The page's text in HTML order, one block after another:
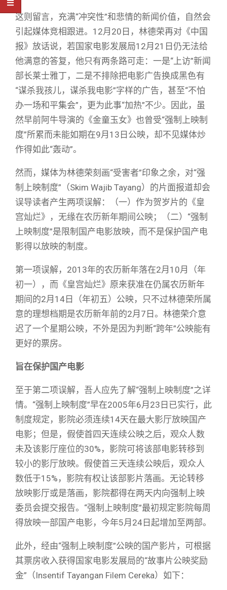
这则留言，充满“冲突性”和悲情的新闻价值，自然会
引起媒体竞相跟进。12月20日，林德荣再对《中国
报》放话说，若国家电影发展局12月21日仍无法给
他满意的答复，他只有两条路可走：一是“上访”新闻
部长莱士雅丁，二是不排除把电影广告换成黑色有
“谋杀我孩儿，谋杀我电影”字样的广告，甚至“不怕
办一场和平集会”，更为此事“加热”不少。因此，虽
然早前阿牛导演的《金童玉女》也曾受“强制上映制
度”所累而未能如期在9月13日公映，却不见媒体炒
作得如此“轰动”。
然而，媒体为林德荣刻画“受害者”印象之余，对“强
制上映制度”（Skim Wajib Tayang）的片面报道却会
误导读者产生两项误解：（一）作为贺岁片的《皇
宫灿烂》，无缘在农历新年期间公映；（二）“强制
上映制度”是限制国产电影放映，而不是保护国产电
影得以放映的制度。
第一项误解，2013年的农历新年落在2月10月（年
初一），而《皇宫灿烂》原来获准在仍属农历新年
期间的2月14日（年初五）公映，只不过林德荣所属
意的理想档期是农历新年前的2月7日。林德荣介意
迟了一个星期公映，不外是因为判断“跨年”公映能有
更好的票房。
旨在保护国产电影
至于第二项误解，吾人应先了解“强制上映制度”之详
情。“强制上映制度”早在2005年6月23日已实行，此
制度规定，影院必须连续14天在最大影厅放映国产
电影；但是，假使首四天连续公映之后，观众人数
未及该影厅座位的30%，影院可将该部电影转移到
较小的影厅放映。假使首三天连续公映后，观众人
数低于15%，影院有权让该部影片落画。无论转移
放映影厅或是落画，影院都得在两天内向强制上映
委员会提交报告。“强制上映制度”最初规定影院每周
得放映一部国产电影，今年5月24日起增加至两部。
此外，经由“强制上映制度”公映的国产影片，可根据
其票房收入获得国家电影发展局的“故事片公映奖励
金”（Insentif Tayangan Filem Cereka）如下：